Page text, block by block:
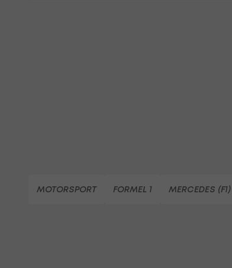
MOTORSPORT FORMEL 1 MERCEDES (F1)